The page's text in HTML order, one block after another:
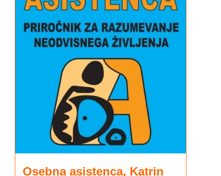
Osebna asistenca, Katrin